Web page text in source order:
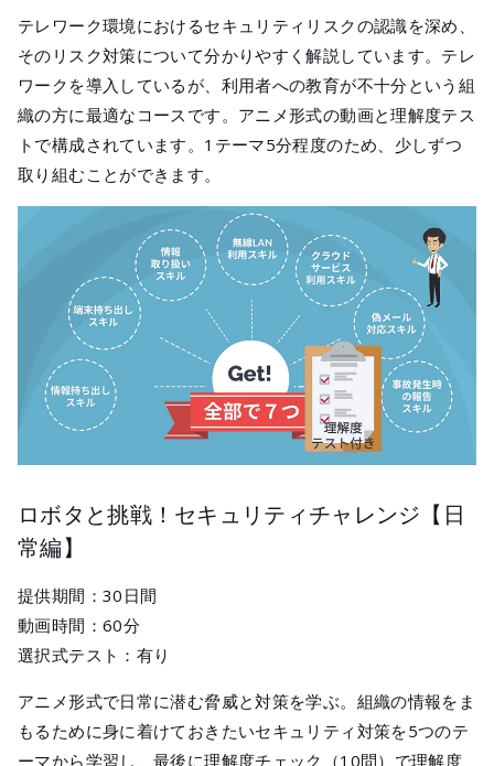
テレワーク環境におけるセキュリティリスクの認識を深め、
そのリスク対策について分かりやすく解説しています。テレ
ワークを導入しているが、利用者への教育が不十分という組
織の方に最適なコースです。アニメ形式の動画と理解度テス
トで構成されています。1テーマ5分程度のため、少しずつ
取り組むことができます。
ロボタと挑戦！セキュリティチャレンジ【日
常編】
提供期間：30日間
動画時間：60分
選択式テスト：有り
アニメ形式で日常に潜む脅威と対策を学ぶ。組織の情報をま
もるために身に着けておきたいセキュリティ対策を5つのテ
ーマから学習し、最後に理解度チェック（10問）で理解度